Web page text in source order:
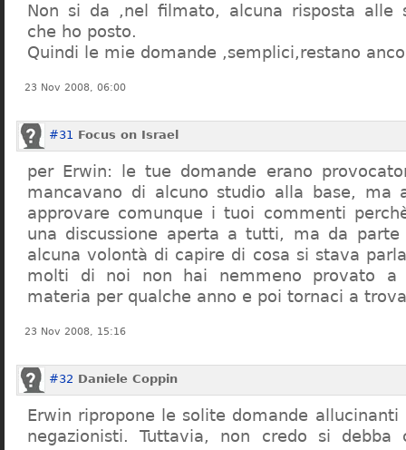
Non si da ,nel filmato, alcuna risposta alle
che ho posto.
Quindi le mie domande ,semplici,restano
23 Nov 2008, 06:00
#31 Focus on Israel
per Erwin: le tue domande erano
mancavano di alcuno studio alla base, ma
approvare comunque i tuoi commenti
una discussione aperta a tutti, ma da parte
alcuna volontà di capire di cosa si stava
molti di noi non hai nemmeno provato a
materia per qualche anno e poi tornaci a
23 Nov 2008, 15:16
#32 Daniele Coppin
Erwin ripropone le solite domande
negazionisti. Tuttavia, non credo si debba